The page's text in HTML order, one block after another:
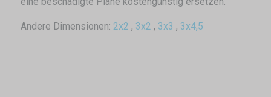
Andere Dimensionen: 2x2 , 3x2 , 3x3 , 3x4,5